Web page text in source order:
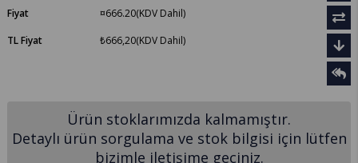
Fiyat
¤666.20(KDV Dahil)
TL Fiyat
₺666,20(KDV Dahil)
Ürün stoklarımızda kalmamıştır.
Detaylı ürün sorgulama ve stok bilgisi için lütfen
bizimle iletişime geçiniz.